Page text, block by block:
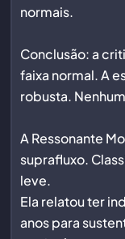
normais.
Conclusão: a
faixa normal. A
robusta.
A Ressonante
suprafluxo.
leve.
Ela relatou ter
anos para